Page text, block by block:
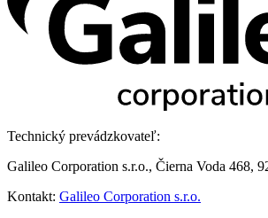
Technický prevádzkovateľ:
Galileo Corporation s.r.o., Čierna Voda 468,
Kontakt: Galileo Corporation s.r.o.